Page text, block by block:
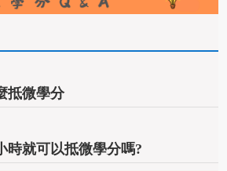
抵微學分
時就可以抵微學分嗎?